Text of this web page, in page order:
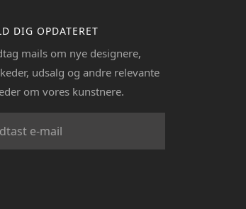
DIG OPDATERET
mails om nye designere,
udsalg og andre relevante
om vores kunstnere.